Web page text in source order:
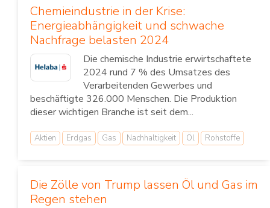
Chemieindustrie in der Krise:
Energieabhängigkeit und schwache
Nachfrage belasten 2024
Die chemische Industrie erwirtschaftete
2024 rund 7 % des Umsatzes des
Verarbeitenden Gewerbes und
beschäftigte 326.000 Menschen. Die Produktion
dieser wichtigen Branche ist seit dem...
Aktien Erdgas Gas Nachhaltigkeit Öl Rohstoffe
Die Zölle von Trump lassen Öl und Gas im
Regen stehen